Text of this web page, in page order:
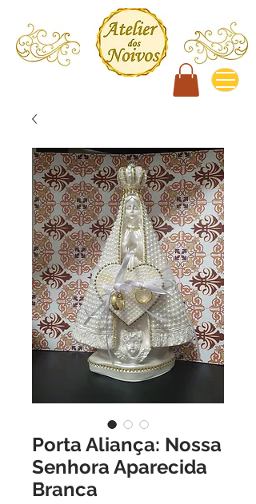
Porta Aliança: Nossa
Senhora Aparecida
Branca